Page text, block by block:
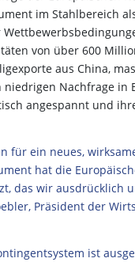
im Stahlbereich
von über 600
aus China,
Nachfrage in
angespannt und
für ein neues,
hat die
das wir ausdrücklich
Präsident der
ist